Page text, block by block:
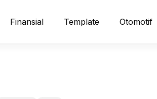
Finansial Template Otomotif